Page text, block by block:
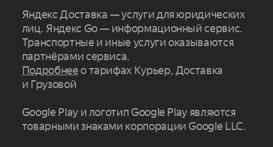
Яндекс Доставка — услуги для юридических
лиц. Яндекс Go — информационный сервис.
Транспортные и иные услуги оказываются
партнёрами сервиса.
Подробнеео тарифах Курьер, Доставка
и Грузовой
Google Play и логотип Google Play являются
товарными знаками корпорации Google LLC.